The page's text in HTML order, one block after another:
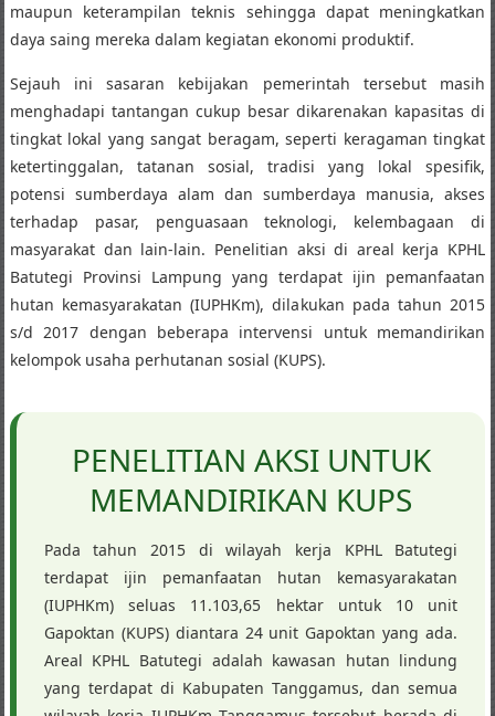
maupun keterampilan teknis sehingga dapat meningkatkan
daya saing mereka dalam kegiatan ekonomi produktif.
Sejauh ini sasaran kebijakan pemerintah tersebut masih
menghadapi tantangan cukup besar dikarenakan kapasitas di
tingkat lokal yang sangat beragam, seperti keragaman tingkat
ketertinggalan, tatanan sosial, tradisi yang lokal spesifik,
potensi sumberdaya alam dan sumberdaya manusia, akses
terhadap pasar, penguasaan teknologi, kelembagaan di
masyarakat dan lain-lain. Penelitian aksi di areal kerja KPHL
Batutegi Provinsi Lampung yang terdapat ijin pemanfaatan
hutan kemasyarakatan (IUPHKm), dilakukan pada tahun 2015
s/d 2017 dengan beberapa intervensi untuk memandirikan
kelompok usaha perhutanan sosial (KUPS).
PENELITIAN AKSI UNTUK
MEMANDIRIKAN KUPS
Pada tahun 2015 di wilayah kerja KPHL Batutegi
terdapat ijin pemanfaatan hutan kemasyarakatan
(IUPHKm) seluas 11.103,65 hektar untuk 10 unit
Gapoktan (KUPS) diantara 24 unit Gapoktan yang ada.
Areal KPHL Batutegi adalah kawasan hutan lindung
yang terdapat di Kabupaten Tanggamus, dan semua